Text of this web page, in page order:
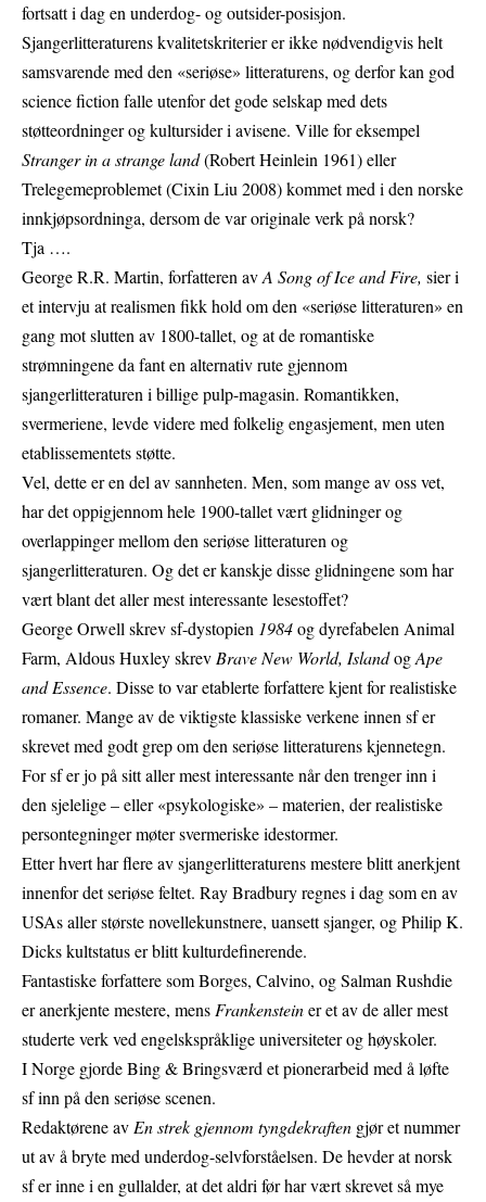
fortsatt i dag en underdog- og outsider-posisjon.
Sjangerlitteraturens kvalitetskriterier er ikke nødvendigvis helt
samsvarende med den «seriøse» litteraturens, og derfor kan god
science fiction falle utenfor det gode selskap med dets
støtteordninger og kultursider i avisene. Ville for eksempel
Stranger in a strange land(Robert Heinlein 1961) eller
Trelegemeproblemet (Cixin Liu 2008) kommet med i den norske
innkjøpsordninga, dersom de var originale verk på norsk?
Tja ….
George R.R. Martin, forfatteren avA Song of Ice and Fire, sier i
et intervju at realismen fikk hold om den «seriøse litteraturen» en
gang mot slutten av 1800-tallet, og at de romantiske
strømningene da fant en alternativ rute gjennom
sjangerlitteraturen i billige pulp-magasin. Romantikken,
svermeriene, levde videre med folkelig engasjement, men uten
etablissementets støtte.
Vel, dette er en del av sannheten. Men, som mange av oss vet,
har det oppigjennom hele 1900-tallet vært glidninger og
overlappinger mellom den seriøse litteraturen og
sjangerlitteraturen. Og det er kanskje disse glidningene som har
vært blant det aller mest interessante lesestoffet?
George Orwell skrev sf-dystopien 1984og dyrefabelen Animal
Farm, Aldous Huxley skrev Brave New World, IslandogApe
and Essence. Disse to var etablerte forfattere kjent for realistiske
romaner. Mange av de viktigste klassiske verkene innen sf er
skrevet med godt grep om den seriøse litteraturens kjennetegn.
For sf er jo på sitt aller mest interessante når den trenger inn i
den sjelelige – eller «psykologiske» – materien, der realistiske
persontegninger møter svermeriske idestormer.
Etter hvert har flere av sjangerlitteraturens mestere blitt anerkjent
innenfor det seriøse feltet. Ray Bradbury regnes i dag som en av
USAs aller største novellekunstnere, uansett sjanger, og Philip K.
Dicks kultstatus er blitt kulturdefinerende.
Fantastiske forfattere som Borges, Calvino, og Salman Rushdie
er anerkjente mestere, mens Frankensteiner et av de aller mest
studerte verk ved engelskspråklige universiteter og høyskoler.
I Norge gjorde Bing & Bringsværd et pionerarbeid med å løfte
sf inn på den seriøse scenen.
Redaktørene av En strek gjennom tyngdekraften gjør et nummer
ut av å bryte med underdog-selvforståelsen. De hevder at norsk
sf er inne i en gullalder, at det aldri før har vært skrevet så mye